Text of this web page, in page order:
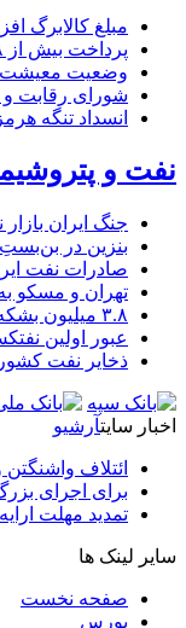
مبلغ کالابرگ
پرداخت بیش از ۸ همت وام ازدواج به زوج‌های جوان توسط بانک ملی ایران
وضعیت معیشت
شورای رقابت و
انسداد تنگه
نفت و
جنگ ایران
بنزین در
صادرات نفت
تهران و مسکو
۳.۸ میلیون بشکه نفت خام ایران از محاصره آمریکا عبور کرد
عبور اولین
ذخایر نفت کشورهای
اخبار سایتآرشیو
ائتلاف
برای اجرای
تمدید مهلت
سایر لینک ها
صفحه نخست
بورس